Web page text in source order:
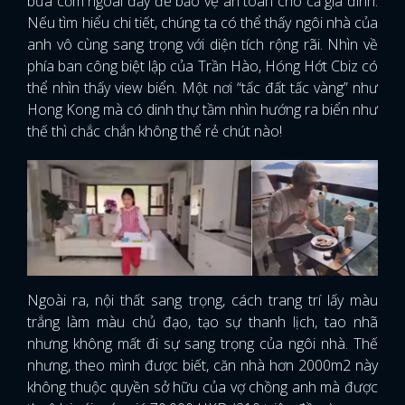
Nếu tìm hiểu chi tiết, chúng ta có thể thấy ngôi nhà của
anh vô cùng sang trọng với diện tích rộng rãi. Nhìn về
phía ban công biệt lập của Trần Hào, Hóng Hớt Cbiz có
thể nhìn thấy view biển. Một nơi “tấc đất tấc vàng” như
Hong Kong mà có dinh thự tầm nhìn hướng ra biển như
thế thì chắc chắn không thể rẻ chút nào!
Ngoài ra, nội thất sang trọng, cách trang trí lấy màu
trắng làm màu chủ đạo, tạo sự thanh lịch, tao nhã
nhưng không mất đi sự sang trọng của ngôi nhà. Thế
nhưng, theo mình được biết, căn nhà hơn 2000m2 này
không thuộc quyền sở hữu của vợ chồng anh mà được